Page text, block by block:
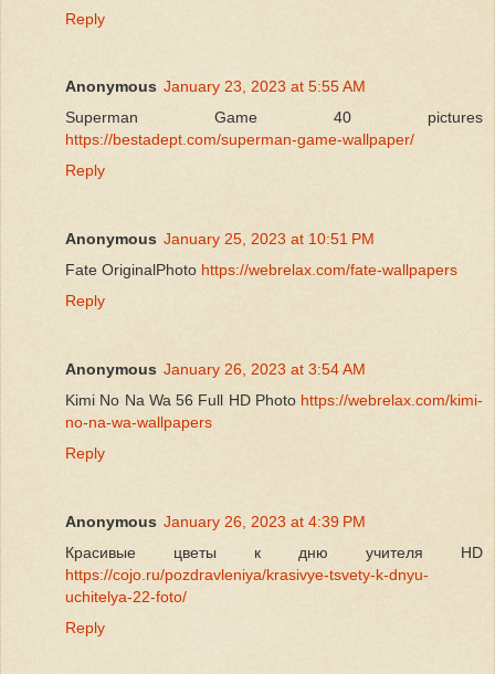
Reply
Anonymous January 23, 2023 at 5:55 AM
Superman Game 40 pictures
https://bestadept.com/superman-game-wallpaper/
Reply
Anonymous January 25, 2023 at 10:51 PM
Fate OriginalPhoto https://webrelax.com/fate-wallpapers
Reply
Anonymous January 26, 2023 at 3:54 AM
Kimi No Na Wa 56 Full HD Photo https://webrelax.com/kimi-
no-na-wa-wallpapers
Reply
Anonymous January 26, 2023 at 4:39 PM
Красивые цветы к дню учителя HD
https://cojo.ru/pozdravleniya/krasivye-tsvety-k-dnyu-
uchitelya-22-foto/
Reply